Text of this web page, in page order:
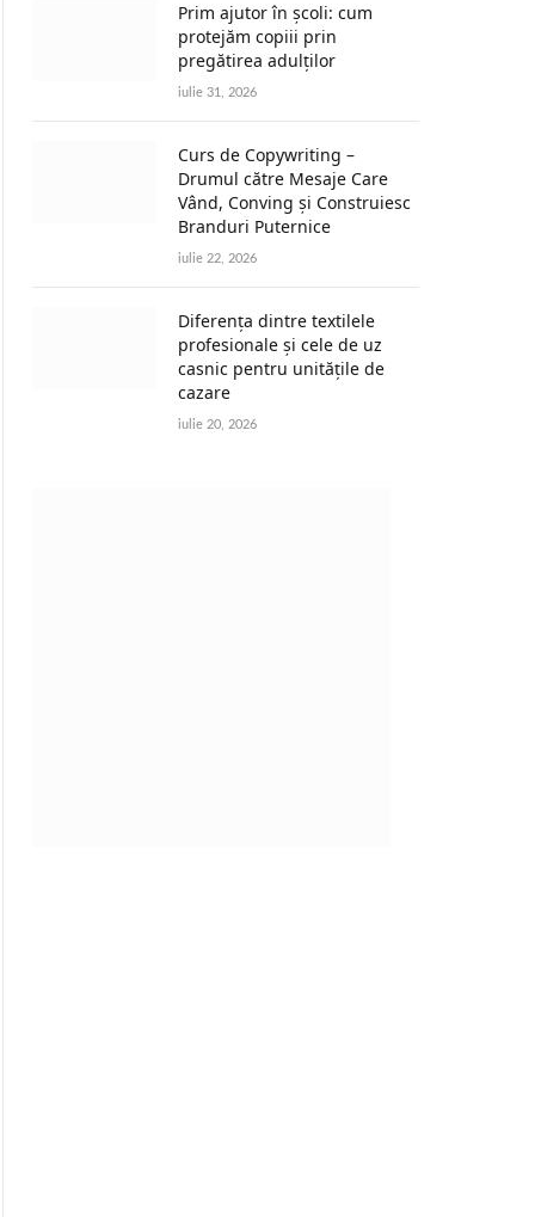
Prim ajutor în școli: cum
protejăm copiii prin
pregătirea adulților
iulie 31, 2026
Curs de Copywriting –
Drumul către Mesaje Care
Vând, Conving și Construiesc
Branduri Puternice
iulie 22, 2026
Diferența dintre textilele
profesionale și cele de uz
casnic pentru unitățile de
cazare
iulie 20, 2026